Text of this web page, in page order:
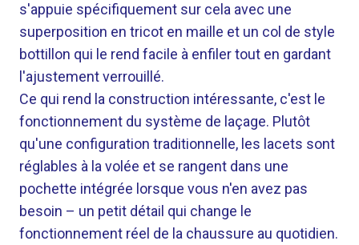
s'appuie spécifiquement sur cela avec une
superposition en tricot en maille et un col de style
bottillon qui le rend facile à enfiler tout en gardant
l'ajustement verrouillé.
Ce qui rend la construction intéressante, c'est le
fonctionnement du système de laçage. Plutôt
qu'une configuration traditionnelle, les lacets sont
réglables à la volée et se rangent dans une
pochette intégrée lorsque vous n'en avez pas
besoin – un petit détail qui change le
fonctionnement réel de la chaussure au quotidien.